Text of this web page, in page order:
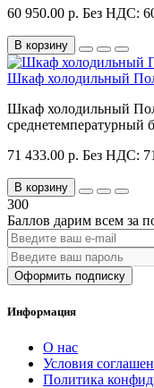
60 950.00 р. Без НДС:
В корзину
Шкаф холодильный
Шкаф холодильный
среднетемпературный
71 433.00 р. Без НДС:
В корзину
300
Баллов дарим всем за
Оформить подписку
Информация
О нас
Условия
Политика